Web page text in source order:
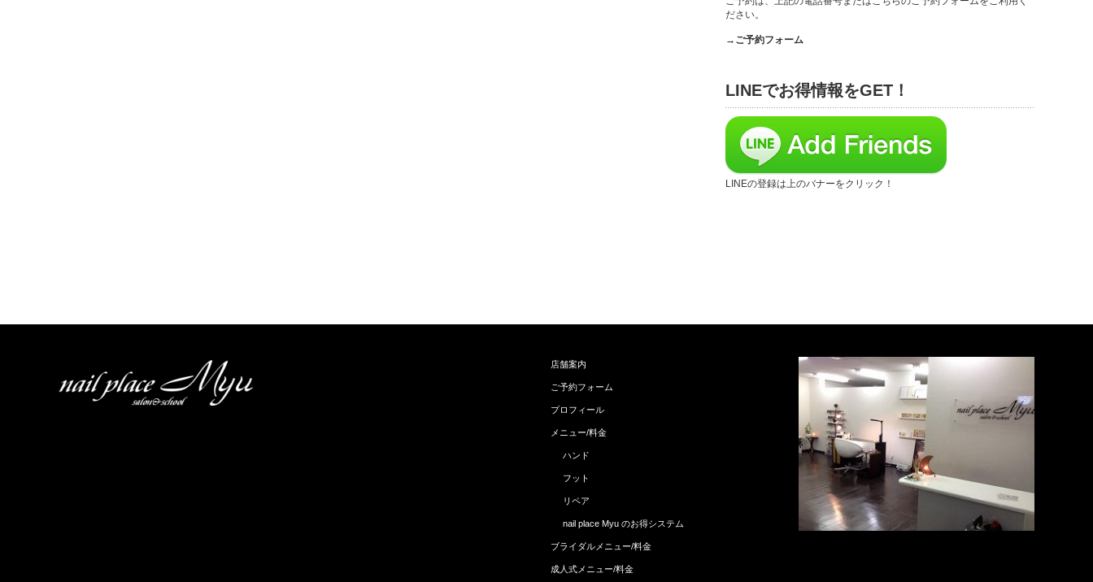
ださい。
→ご予約フォーム
LINEでお得情報をGET！
LINEの登録は上のバナーをクリック！
店舗案内
ご予約フォーム
プロフィール
メニュー/料金
ハンド
フット
リペア
nail place Myu のお得システム
ブライダルメニュー/料金
成人式メニュー/料金